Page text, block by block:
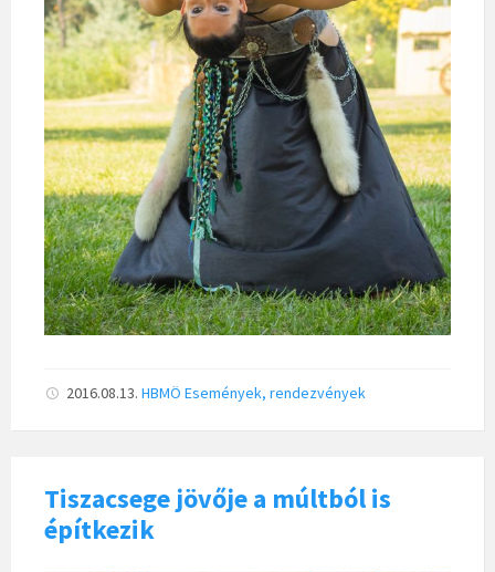
2016.08.13. HBMÖ Események, rendezvények
Tiszacsege jövője a múltból is
építkezik